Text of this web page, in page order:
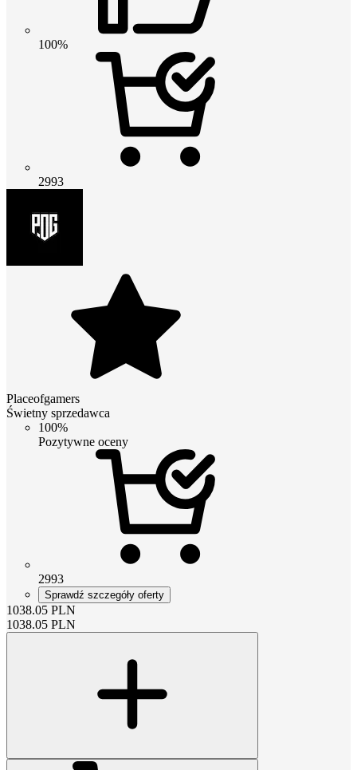
100%
2993
Placeofgamers
Świetny sprzedawca
100%
Pozytywne oceny
2993
Sprawdź szczegóły oferty
1038.05 PLN
1038.05 PLN